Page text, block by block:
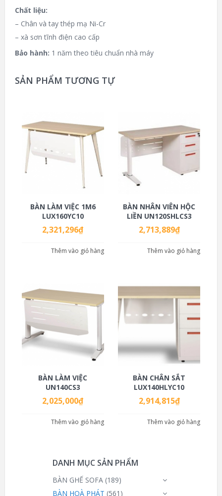
Chất liệu:
– Chân và tay thép mạ Ni-Cr
– xà sơn tĩnh điện cao cấp
Bảo hành: 1 năm theo tiêu chuẩn nhà máy
SẢN PHẨM TƯƠNG TỰ
BÀN LÀM VIỆC 1M6
LUX160YC10
2,321,296₫
Thêm vào giỏ hàng
BÀN NHÂN VIÊN HỘC
LIỀN UN120SHLCS3
2,713,889₫
Thêm vào giỏ hàng
BÀN LÀM VIỆC
UN140CS3
2,025,000₫
Thêm vào giỏ hàng
BÀN CHÂN SẮT
LUX140HLYC10
2,914,815₫
Thêm vào giỏ hàng
DANH MỤC SẢN PHẨM
BÀN GHẾ SOFA (189)
BÀN HOÀ PHÁT (561)